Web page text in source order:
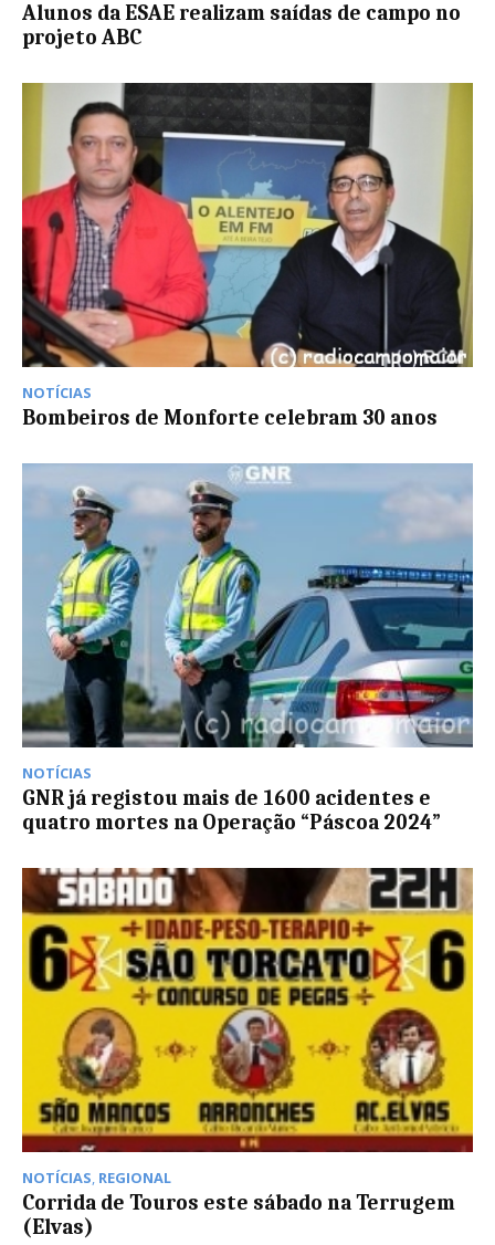
Alunos da ESAE realizam saídas de campo no
projeto ABC
NOTÍCIAS
Bombeiros de Monforte celebram 30 anos
NOTÍCIAS
GNR já registou mais de 1600 acidentes e
quatro mortes na Operação “Páscoa 2024”
NOTÍCIAS, REGIONAL
Corrida de Touros este sábado na Terrugem
(Elvas)